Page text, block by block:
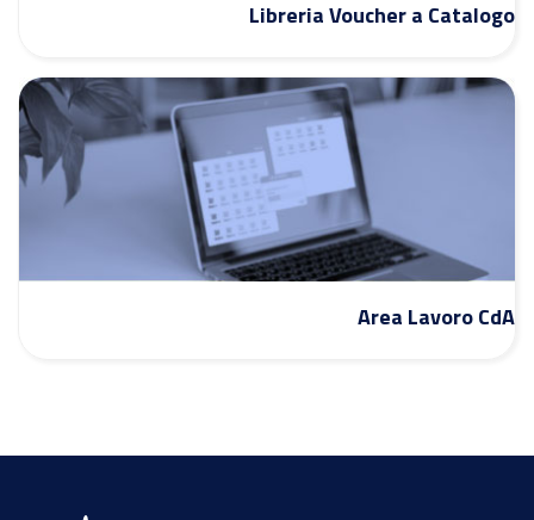
Libreria Voucher a Catalogo
Area Lavoro CdA